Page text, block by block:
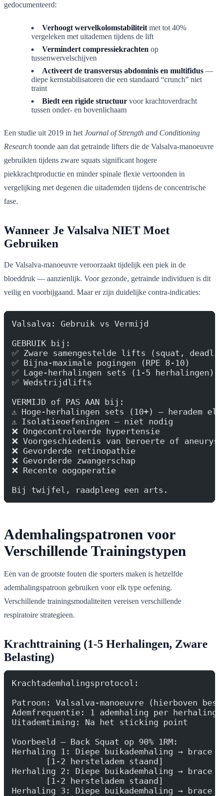
gedocumenteerd:
Verhoogt wervelkolomstabiliteit met tot 40%
vergeleken met uitademen tijdens de lift
Vermindert compressiekrachten op
tussenwervelschijven
Activeert de transversus abdominis en multifidus —
diepe kernstabilisatoren die een standaard “crunch” niet
traint
Biedt een rigide structuur voor krachtoverdracht
tussen onder- en bovenlichaam
Een studie uit 2019 in het Journal of Strength and Conditioning
Research toonde aan dat getrainde lifters die de Valsalva-manoeuvre
gebruikten tijdens zware squats significant hogere
piekkrachtproductie en minder spinale flexie vertoonden in
vergelijking met degenen die uitademden tijdens de concentrische
fase.
Wanneer Je Valsalva NIET Moet
Gebruiken
De Valsalva-manoeuvre veroorzaakt tijdelijk een piek in de
bloeddruk — aanzienlijk. Voor gezonde, getrainde individuen is dit
veilig en voorbijgaand. Maar er zijn duidelijke contra-indicaties:
Valsalva: Gebruik vs Vermijd
GEBRUIK bij:
✅ Zware samengestelde lifts (squat,
✅ Bijna-maximale pogingen (RPE 8-10)
✅ Lage-herhalingen sets (1-5 herhalingen)
✅ Wedstrijdlifts
VERMIJD of PAS AAN bij:
⚠️ Hoge-herhalingen sets (10+) — heradem
⚠️ Isolatieoefeningen — niet nodig
❌ Ongecontroleerde hypertensie
❌ Voorgeschiedenis van beroerte of
❌ Gevorderde retinopathie
❌ Gevorderde zwangerschap
❌ Recente oogoperatie
Bij twijfel, raadpleeg een arts.
Ademhalingspatronen voor
Verschillende Trainingstypen
Een van de grootste fouten die sporters maken is hetzelfde
ademhalingspatroon gebruiken voor elk type oefening.
Verschillende trainingsmodaliteiten vereisen verschillende
respiratoire strategieen.
Krachttraining (1-5 Herhalingen, Zware
Belasting)
Krachtademhalingsprotocol:
Patroon: Valsalva-manoeuvre (hierboven
Ademfrequentie: 1 ademhaling per
Uitademtiming: Na het sticking point
Voorbeeld — Back Squat op 90% 1RM:
Herhaling 1: Diepe buikademhaling →
       [1-2 hersteladem staand]
Herhaling 2: Diepe buikademhaling →
       [1-2 hersteladem staand]
Herhaling 3: Diepe buikademhaling →